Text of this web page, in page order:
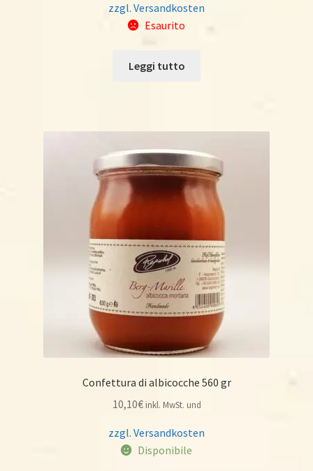
zzgl. Versandkosten
Esaurito
Leggi tutto
Confettura di albicocche 560 gr
10,10€ inkl. MwSt. und
zzgl. Versandkosten
Disponibile